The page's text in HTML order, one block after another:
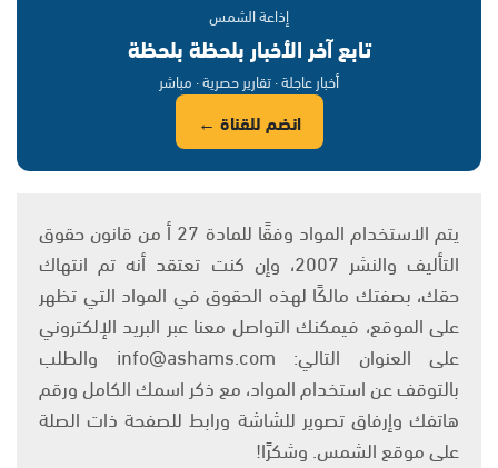
إذاعة الشمس
تابع آخر الأخبار بلحظة بلحظة
أخبار عاجلة · تقارير حصرية · مباشر
انضم للقناة ←
يتم الاستخدام المواد وفقًا للمادة 27 أ من قانون حقوق
التأليف والنشر 2007، وإن كنت تعتقد أنه تم انتهاك
حقك، بصفتك مالكًا لهذه الحقوق في المواد التي تظهر
على الموقع، فيمكنك التواصل معنا عبر البريد الإلكتروني
على العنوان التالي: info@ashams.com والطلب
بالتوقف عن استخدام المواد، مع ذكر اسمك الكامل ورقم
هاتفك وإرفاق تصوير للشاشة ورابط للصفحة ذات الصلة
على موقع الشمس. وشكرًا!